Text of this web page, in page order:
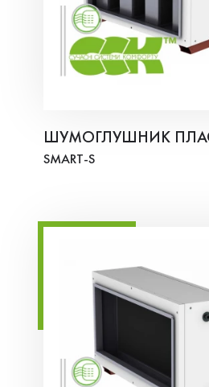
ШУМОГЛУШНИК
SMART-S